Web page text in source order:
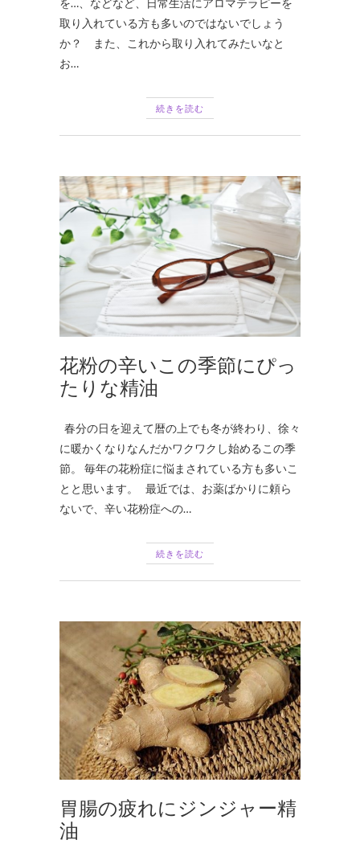
を…、などなど、日常生活にアロマテラピーを
取り入れている方も多いのではないでしょう
か？ また、これから取り入れてみたいなと
お…
続きを読む
花粉の辛いこの季節にぴっ
たりな精油
春分の日を迎えて暦の上でも冬が終わり、徐々
に暖かくなりなんだかワクワクし始めるこの季
節。 毎年の花粉症に悩まされている方も多いこ
とと思います。 最近では、お薬ばかりに頼ら
ないで、辛い花粉症への…
続きを読む
胃腸の疲れにジンジャー精
油